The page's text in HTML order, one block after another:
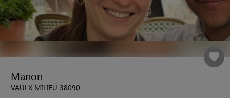
Manon
VAULX MILIEU 38090